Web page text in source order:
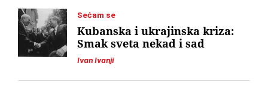
Sećam se
Ivan Ivanji
Kubanska i ukrajinska kriza:
Smak sveta nekad i sad